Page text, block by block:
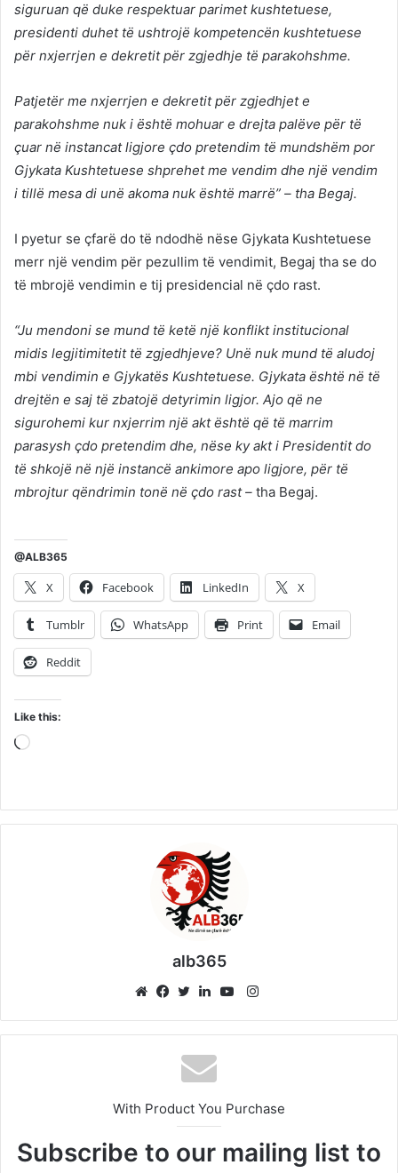
siguruan që duke respektuar parimet kushtetuese,
presidenti duhet të ushtrojë kompetencën kushtetuese
për nxjerrjen e dekretit për zgjedhje të parakohshme.
Patjetër me nxjerrjen e dekretit për zgjedhjet e
parakohshme nuk i është mohuar e drejta palëve për të
çuar në instancat ligjore çdo pretendim të mundshëm por
Gjykata Kushtetuese shprehet me vendim dhe një vendim
i tillë mesa di unë akoma nuk është marrë” – tha Begaj.
I pyetur se çfarë do të ndodhë nëse Gjykata Kushtetuese
merr një vendim për pezullim të vendimit, Begaj tha se do
të mbrojë vendimin e tij presidencial në çdo rast.
“Ju mendoni se mund të ketë një konflikt institucional
midis legjitimitetit të zgjedhjeve? Unë nuk mund të aludoj
mbi vendimin e Gjykatës Kushtetuese. Gjykata është në të
drejtën e saj të zbatojë detyrimin ligjor. Ajo që ne
sigurohemi kur nxjerrim një akt është që të marrim
parasysh çdo pretendim dhe, nëse ky akt i Presidentit do
të shkojë në një instancë ankimore apo ligjore, për të
mbrojtur qëndrimin tonë në çdo rast – tha Begaj.
@ALB365
X Facebook LinkedIn X
Tumblr WhatsApp Print Email
Reddit
Like this:
Loading…
alb365
Instagram
With Product You Purchase
Subscribe to our mailing list to